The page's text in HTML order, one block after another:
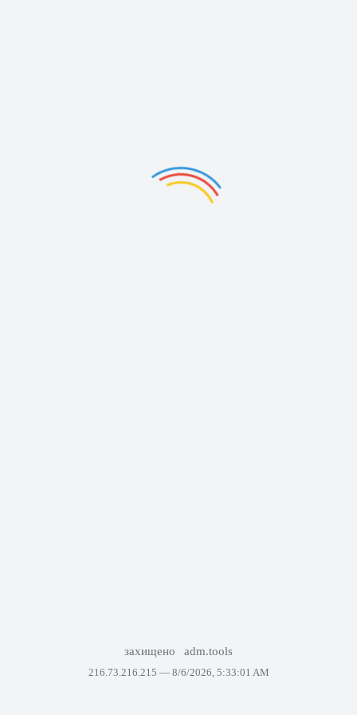
захищено adm.tools
216.73.216.215 — 8/6/2026, 5:33:01 AM